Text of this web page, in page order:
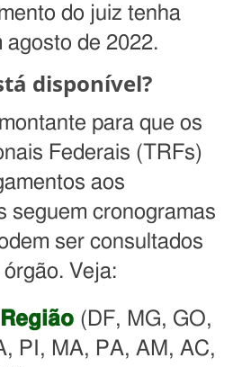
do juiz tenha
agosto de 2022.
disponível?
para que os
Federais (TRFs)
aos
seguem cronogramas
ser consultados
Veja:
(DF, MG, GO,
PI, MA, PA, AM, AC,